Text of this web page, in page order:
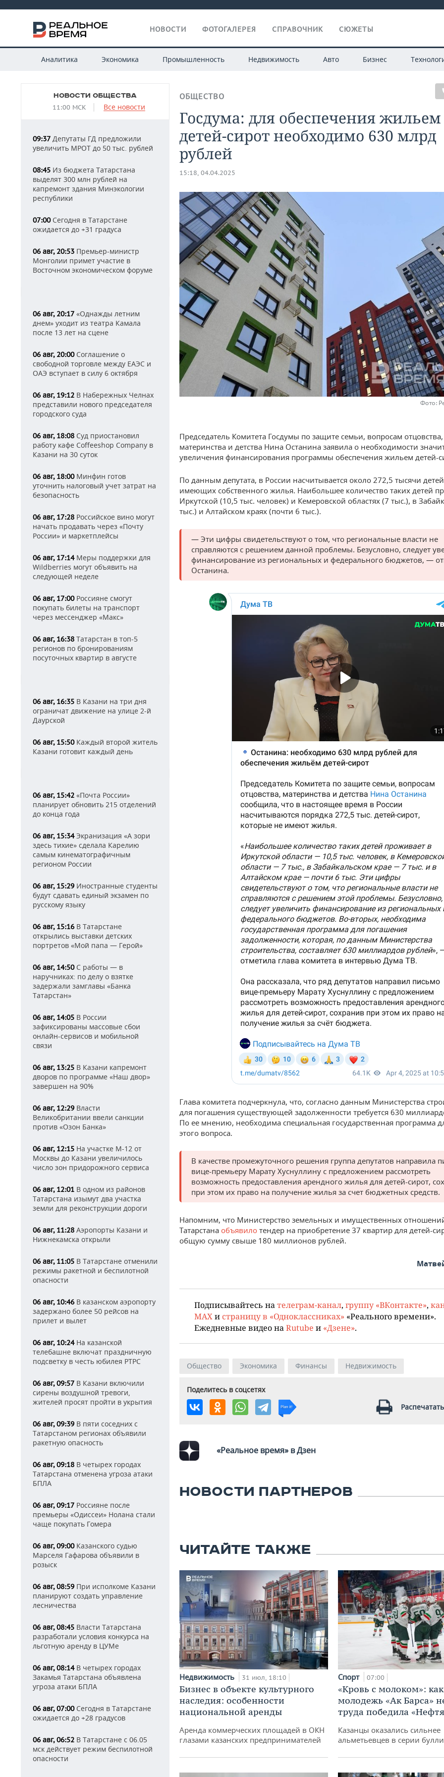
НОВОСТИ ФОТОГАЛЕРЕЯ СПРАВОЧНИК СЮЖЕТЫ
Аналитика Экономика Промышленность Недвижимость Авто Бизнес
НОВОСТИ ОБЩЕСТВА
11:00 МСК Все новости
09:37 Депутаты ГД предложили
увеличить МРОТ до 50 тыс. рублей
08:45 Из бюджета Татарстана
выделят 300 млн рублей на
капремонт здания Минэкологии
республики
07:00Сегодня в Татарстане
ожидается до +31 градуса
06 авг, 20:53 Премьер-министр
Монголии примет участие в
Восточном экономическом форуме
06 авг, 20:17 «Однажды летним
днем» уходит из театра Камала
после 13 лет на сцене
06 авг, 20:00Соглашение о
свободной торговле между ЕАЭС и
ОАЭ вступает в силу 6 октября
06 авг, 19:12 В Набережных Челнах
представили нового председателя
городского суда
06 авг, 18:08 Суд приостановил
работу кафе Coffeeshop Company в
Казани на 30 суток
06 авг, 18:00Минфин готов
уточнить налоговый учет затрат на
безопасность
06 авг, 17:28 Российское вино могут
начать продавать через «Почту
России» и маркетплейсы
06 авг, 17:14Меры поддержки для
Wildberries могут объявить на
следующей неделе
06 авг, 17:00Россияне смогут
покупать билеты на транспорт
через мессенджер «Макс»
06 авг, 16:38 Татарстан в топ-5
регионов по бронированиям
посуточных квартир в августе
06 авг, 16:35 В Казани на три дня
ограничат движение на улице 2-й
Даурской
06 авг, 15:50Каждый второй житель
Казани готовит каждый день
06 авг, 15:42 «Почта России»
планирует обновить 215 отделений
до конца года
06 авг, 15:34Экранизация «А зори
здесь тихие» сделала Карелию
самым кинематографичным
регионом России
06 авг, 15:29 Иностранные студенты
будут сдавать единый экзамен по
русскому языку
06 авг, 15:16 В Татарстане
открылись выставки детских
портретов «Мой папа — Герой»
06 авг, 14:50С работы — в
наручниках: по делу о взятке
задержали замглавы «Банка
Татарстан»
06 авг, 14:05 В России
зафиксированы массовые сбои
онлайн-сервисов и мобильной
связи
06 авг, 13:25 В Казани капремонт
дворов по программе «Наш двор»
завершен на 90%
06 авг, 12:29 Власти
Великобритании ввели санкции
против «Озон Банка»
06 авг, 12:15 На участке М-12 от
Москвы до Казани увеличилось
число зон придорожного сервиса
06 авг, 12:01 В одном из районов
Татарстана изымут два участка
земли для реконструкции дороги
06 авг, 11:28 Аэропорты Казани и
Нижнекамска открыли
06 авг, 11:05 В Татарстане отменили
режимы ракетной и беспилотной
опасности
06 авг, 10:46 В казанском аэропорту
задержано более 50 рейсов на
прилет и вылет
06 авг, 10:24На казанской
телебашне включат праздничную
подсветку в честь юбилея РТРС
06 авг, 09:57 В Казани включили
сирены воздушной тревоги,
жителей просят пройти в укрытия
06 авг, 09:39 В пяти соседних с
Татарстаном регионах объявили
ракетную опасность
06 авг, 09:18 В четырех городах
Татарстана отменена угроза атаки
БПЛА
06 авг, 09:17 Россияне после
премьеры «Одиссеи» Нолана стали
чаще покупать Гомера
06 авг, 09:00Казанского судью
Марселя Гафарова объявили в
розыск
06 авг, 08:59 При исполкоме Казани
планируют создать управление
лесничества
06 авг, 08:45 Власти Татарстана
разработали условия конкурса на
льготную аренду в ЦУМе
06 авг, 08:14В четырех городах
Закамья Татарстана объявлена
угроза атаки БПЛА
06 авг, 07:00Сегодня в Татарстане
ожидается до +28 градусов
06 авг, 06:52 В Татарстане с 06.05
мск действует режим беспилотной
опасности
ОБЩЕСТВО
Госдума: для обеспечения жильем
детей-сирот необходимо 630 млрд
рублей
15:18, 04.04.2025
Фото:
Председатель Комитета Госдумы по защите семьи, вопросам отцовства,
материнства и детства Нина Останина заявила о необходимости
увеличения финансирования программы обеспечения жильем детей-
По данным депутата, в России насчитывается около 272,5 тысячи
имеющих собственного жилья. Наибольшее количество таких детей
Иркутской (10,5 тыс. человек) и Кемеровской областях (7 тыс.), в
тыс.) и Алтайском краях (почти 6 тыс.).
— Эти цифры свидетельствуют о том, что региональные власти не
справляются с решением данной проблемы. Безусловно, следует
финансирование из региональных и федерального бюджетов, —
Останина.
Глава комитета подчеркнула, что, согласно данным Министерства
для погашения существующей задолженности требуется 630
По ее мнению, необходима специальная государственная программа
этого вопроса.
В качестве промежуточного решения группа депутатов направила
вице-премьеру Марату Хуснуллину с предложением рассмотреть
возможность предоставления арендного жилья для детей-сирот,
при этом их право на получение жилья за счет бюджетных средств.
Напомним, что Министерство земельных и имущественных
Татарстана объявило тендер на приобретение 37 квартир для детей-
общую сумму свыше 180 миллионов рублей.
Подписывайтесь нателеграм-канал, группу «ВКонтакте»,
MAXи страницу в «Одноклассниках» «Реального времени».
Ежедневные видео наRutube и «Дзене».
Общество Экономика Финансы Недвижимость
Поделитесь в соцсетях
«Реальное время» в Дзен
НОВОСТИ ПАРТНЕРОВ
ЧИТАЙТЕ ТАКЖЕ
Недвижимость 31 июл, 18:10
Бизнес в объекте культурного
наследия: особенности
национальной аренды
Аренда коммерческих площадей в ОКН
глазами казанских предпринимателей
Спорт 07:00
«Кровь с молоком»: как
молодежь «Ак Барса»
труда победила
Казанцы оказались сильнее
альметьевцев в серии